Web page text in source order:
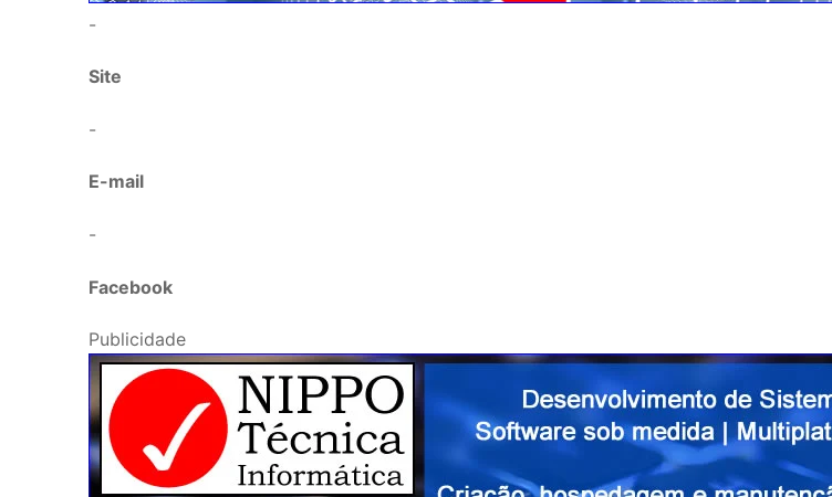
-
Site
-
E-mail
-
Facebook
Publicidade